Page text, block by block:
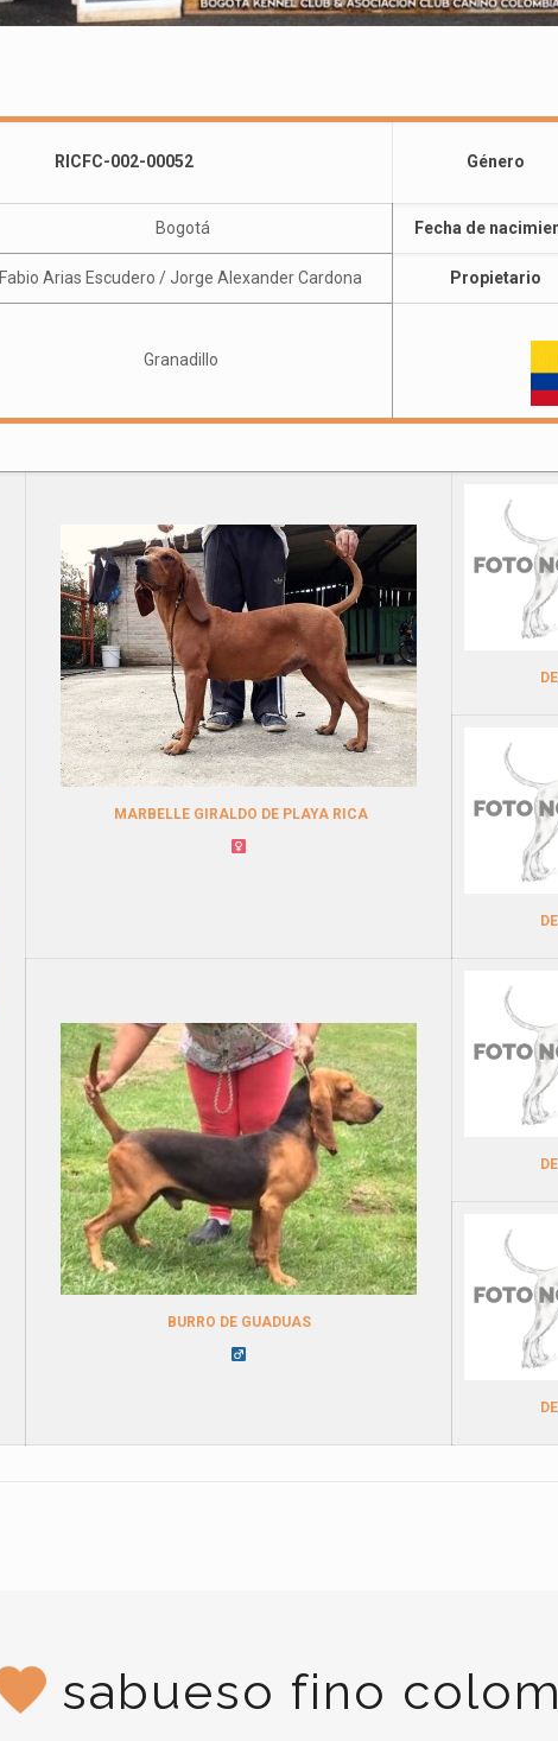
RICFC-002-00052 Género
Bogotá Fecha de
Fabio Arias Escudero / Jorge Alexander Cardona Propietario
Granadillo
MARBELLE GIRALDO DE PLAYA RICA
BURRO DE GUADUAS
sabueso fino